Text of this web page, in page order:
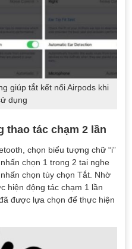
giúp tắt kết nối Airpods khi
dụng
thao tác chạm 2 lần
chọn biểu tượng chữ “i”
chọn 1 trong 2 tai nghe
chọn tùy chọn Tắt. Nhờ
hiện động tác chạm 1 lần
được lựa chọn để thực hiện